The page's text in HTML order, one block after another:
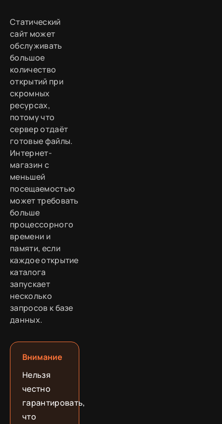
Статический
сайт может
обслуживать
большое
количество
открытий при
скромных
ресурсах,
потому что
сервер отдаёт
готовые файлы.
Интернет-
магазин с
меньшей
посещаемостью
может требовать
больше
процессорного
времени и
памяти, если
каждое открытие
каталога
запускает
несколько
запросов к базе
данных.
Внимание
Нельзя
честно
гарантировать,
что